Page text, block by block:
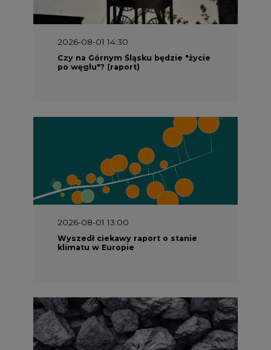
2026-08-01 14:30
Czy na Górnym Śląsku będzie "życie
po węglu"? (raport)
2026-08-01 13:00
Wyszedł ciekawy raport o stanie
klimatu w Europie